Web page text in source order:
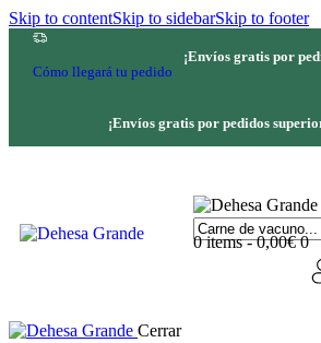
Skip to contentSkip to sidebarSkip to footer
Cómo llegará tu pedido
¡Envíos gratis por
¡Envíos gratis por pedidos
0 items - 0,00€ 0
Cerrar